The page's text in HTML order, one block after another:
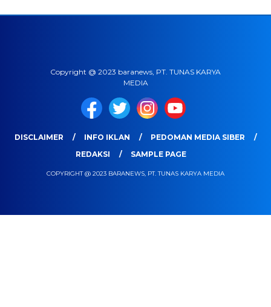
Copyright @ 2023 baranews, PT. TUNAS KARYA
MEDIA
DISCLAIMER INFO IKLAN
PEDOMAN MEDIA SIBER
REDAKSI
SAMPLE PAGE
COPYRIGHT @ 2023 BARANEWS, PT. TUNAS KARYA MEDIA